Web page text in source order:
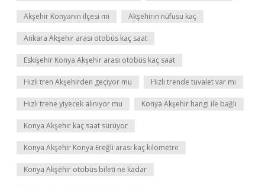
Akşehir Konyanın ilçesi mi Akşehirin nüfusu kaç
Ankara Akşehir arası otobüs kaç saat
Eskişehir Konya Akşehir arası otobüs kaç saat
Hızlı tren Akşehirden geçiyor mu Hızlı trende tuvalet var mı
Hızlı trene yiyecek alınıyor mu Konya Akşehir hangi ile bağlı
Konya Akşehir kaç saat sürüyor
Konya Akşehir Konya Ereğli arası kaç kilometre
Konya Akşehir otobüs bileti ne kadar